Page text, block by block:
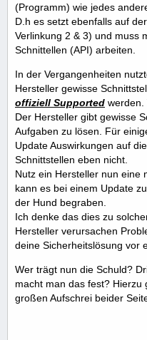
(Programm) wie jedes
D.h es setzt ebenfalls auf
Verlinkung 2 & 3) und muss
Schnittellen (API) arbeiten.
In der Vergangenheiten
Hersteller gewisse
offiziell Supported werden.
Der Hersteller gibt gewisse
Aufgaben zu lösen. Für
Update Auswirkungen auf
Schnittstellen eben nicht.
Nutz ein Hersteller nun eine
kann es bei einem Update
der Hund begraben.
Ich denke das dies zu
Hersteller verursachen
deine Sicherheitslösung vor
Wer trägt nun die Schuld?
macht man das fest? Hierzu
großen Aufschrei beider